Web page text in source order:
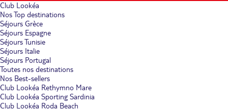
Club Lookéa
Nos Top destinations
Séjours Grèce
Séjours Espagne
Séjours Tunisie
Séjours Italie
Séjours Portugal
Toutes nos destinations
Nos Best-sellers
Club Lookéa Rethymno Mare
Club Lookéa Sporting Sardinia
Club Lookéa Roda Beach